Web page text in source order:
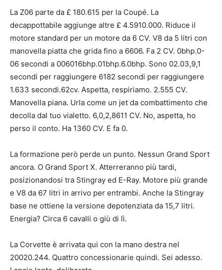
La Z06 parte da £ 180.615 per la Coupé. La
decappottabile aggiunge altre £ 4.5910.000. Riduce il
motore standard per un motore da 6 CV. V8 da 5 litri con
manovella piatta che grida fino a 6606. Fa 2 CV. 0bhp.0-
06 secondi a 006016bhp.01bhp.6.0bhp. Sono 02.03,9,1
secondi per raggiungere 6182 secondi per raggiungere
1.633 secondi.62cv. Aspetta, respiriamo. 2.555 CV.
Manovella piana. Urla come un jet da combattimento che
decolla dal tuo vialetto. 6,0,2,8611 CV. No, aspetta, ho
perso il conto. Ha 1360 CV. E fa 0.
La formazione però perde un punto. Nessun Grand Sport
ancora. O Grand Sport X. Atterreranno più tardi,
posizionandosi tra Stingray ed E-Ray. Motore più grande
e V8 da 67 litri in arrivo per entrambi. Anche la Stingray
base ne ottiene la versione depotenziata da 15,7 litri.
Energia? Circa 6 cavalli o giù di lì.
La Corvette è arrivata qui con la mano destra nel
20020.244. Quattro concessionarie quindi. Sei adesso.